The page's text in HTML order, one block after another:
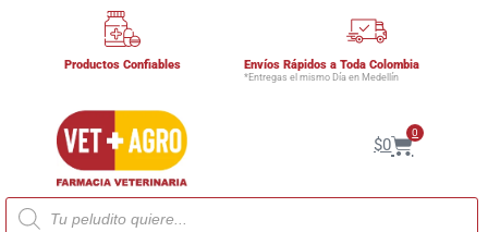
Productos Confiables Envíos Rápidos a Toda Colombia
*Entregas el mismo Día en Medellín
$0
0